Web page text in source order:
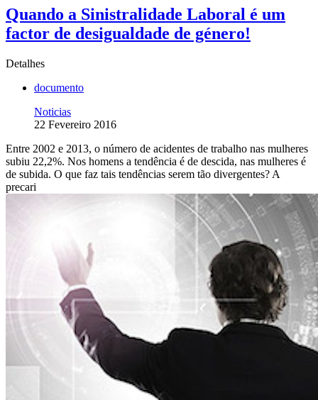
Quando a Sinistralidade Laboral é um
factor de desigualdade de género!
Detalhes
documento
Noticias
22 Fevereiro 2016
Entre 2002 e 2013, o número de acidentes de trabalho nas mulheres
subiu 22,2%. Nos homens a tendência é de descida, nas mulheres é
de subida. O que faz tais tendências serem tão divergentes? A
precari